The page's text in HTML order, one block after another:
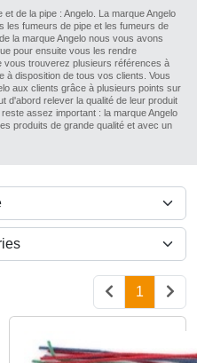
de la pipe : Angelo. La marque Angelo
les fumeurs de pipe et les fumeurs de
la marque Angelo nous vous avons
pour ensuite vous les rendre
vous trouverez plusieurs références à
à disposition de tous vos clients. Vous
aux clients grâce à plusieurs points sur
d'abord relever la qualité de leur produit
assez important : la marque Angelo
produits de grande qualité et avec un
1